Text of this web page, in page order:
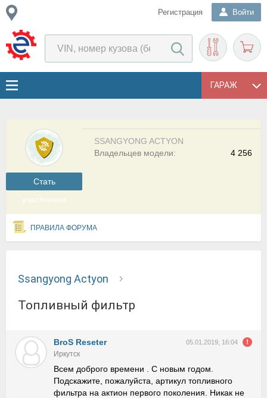
Регистрация Войти
ГАРАЖ
Cтать
участником
SSANGYONG ACTYON
4 256
Владельцев модели:
ПРАВИЛА ФОРУМА
Ssangyong Actyon
Топливный фильтр
BroS Reseter 05.01.2019, 16:04
Иркутск
Всем доброго времени . С новым годом.
Подскажите, пожалуйста, артикул топливного
фильтра на актион первого поколения. Никак не